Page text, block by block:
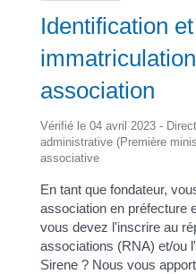
Identification et
association
Vérifié le 04 avril 2023 -
administrative (Première
associative
En tant que fondateur,
association en préfecture
vous devez l'inscrire au
associations (RNA) et/ou
Sirene ? Nous vous